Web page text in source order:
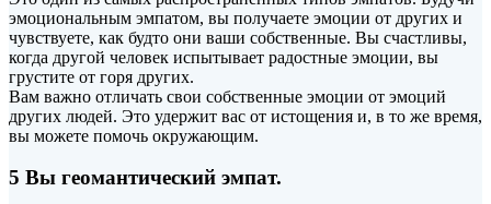
эмоциональным эмпатом, вы получаете эмоции от других и
чувствуете, как будто они ваши собственные. Вы счастливы,
когда другой человек испытывает радостные эмоции, вы
грустите от горя других.
Вам важно отличать свои собственные эмоции от эмоций
других людей. Это удержит вас от истощения и, в то же время,
вы можете помочь окружающим.
5 Вы геомантический эмпат.